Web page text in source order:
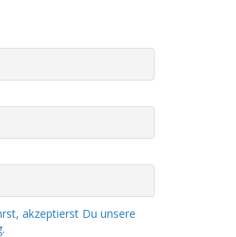
akzeptierst Du unsere